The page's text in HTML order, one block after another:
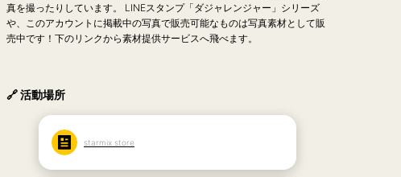
真を撮ったりしています。 LINEスタンプ「ダジャレンジャー」シリーズ
や、このアカウントに掲載中の写真で販売可能なものは写真素材として販
売中です！下のリンクから素材提供サービスへ飛べます。
🔗 活動場所
starmix store